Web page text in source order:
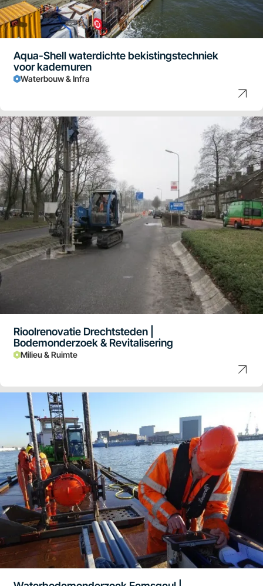
Aqua-Shell waterdichte bekistingstechniek
voor kademuren
Waterbouw & Infra
Rioolrenovatie Drechtsteden |
Bodemonderzoek & Revitalisering
Milieu & Ruimte